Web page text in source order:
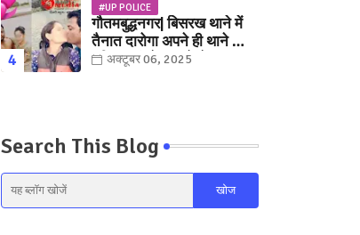
#UP POLICE
गौतमबुद्धनगर| बिसरख थाने में
तैनात दारोगा अपने ही थाने क़ी
महिला कांस्टेबल को लेकर हुए
अक्टूबर 06, 2025
Search This Blog